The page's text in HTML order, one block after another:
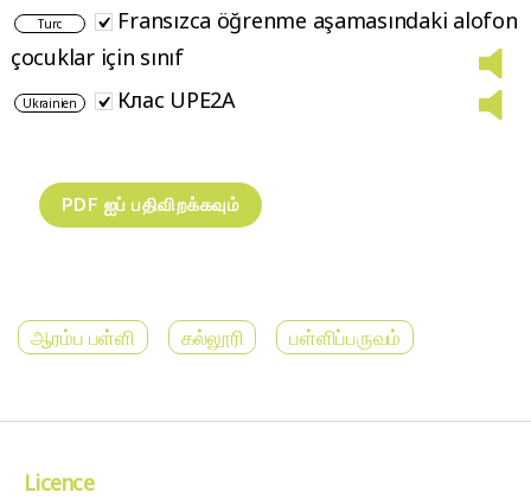
Turc
Fransızca öğrenme aşamasındaki alofon
çocuklar için sınıf
Ukrainien Клас UPE2A
ஆரம்ப பள்ளி கல்லூரி பள்ளிப்பருவம்
Licence